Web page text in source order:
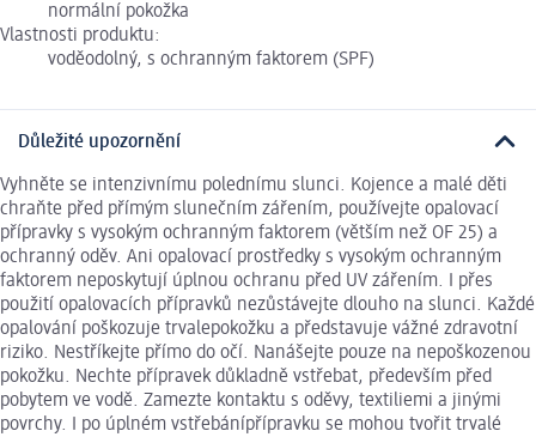
normální pokožka
Vlastnosti produktu:
voděodolný, s ochranným faktorem (SPF)
Důležité upozornění
Vyhněte se intenzivnímu polednímu slunci. Kojence a malé děti
chraňte před přímým slunečním zářením, používejte opalovací
přípravky s vysokým ochranným faktorem (větším než OF 25) a
ochranný oděv. Ani opalovací prostředky s vysokým ochranným
faktorem neposkytují úplnou ochranu před UV zářením. I přes
použití opalovacích přípravků nezůstávejte dlouho na slunci. Každé
opalování poškozuje trvalepokožku a představuje vážné zdravotní
riziko. Nestříkejte přímo do očí. Nanášejte pouze na nepoškozenou
pokožku. Nechte přípravek důkladně vstřebat, především před
pobytem ve vodě. Zamezte kontaktu s oděvy, textiliemi a jinými
povrchy. I po úplném vstřebánípřípravku se mohou tvořit trvalé